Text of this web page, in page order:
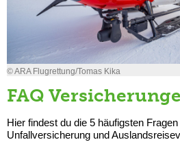
© ARA Flugrettung/Tomas Kika
FAQ
Hier findest du die 5 häufigsten
Unfallversicherung und